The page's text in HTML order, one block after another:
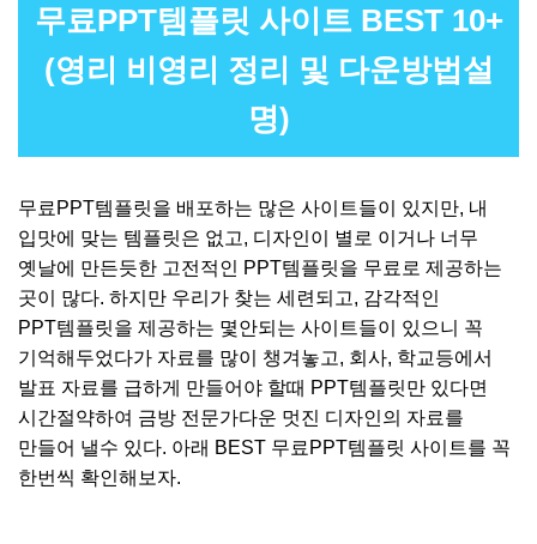
무료PPT템플릿 사이트 BEST 10+
(영리 비영리 정리 및 다운방법설
명)
무료PPT템플릿을 배포하는 많은 사이트들이 있지만, 내
입맛에 맞는 템플릿은 없고, 디자인이 별로 이거나 너무
옛날에 만든듯한 고전적인 PPT템플릿을 무료로 제공하는
곳이 많다. 하지만 우리가 찾는 세련되고, 감각적인
PPT템플릿을 제공하는 몇안되는 사이트들이 있으니 꼭
기억해두었다가 자료를 많이 챙겨놓고, 회사, 학교등에서
발표 자료를 급하게 만들어야 할때 PPT템플릿만 있다면
시간절약하여 금방 전문가다운 멋진 디자인의 자료를
만들어 낼수 있다. 아래 BEST 무료PPT템플릿 사이트를 꼭
한번씩 확인해보자.